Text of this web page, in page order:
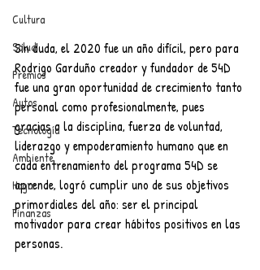
Cultura
Salud
Premios
Autos
Tecnología
Ambiente
Hogar
Finanzas
Sin duda, el 2020 fue un año difícil, pero para
Rodrigo Garduño creador y fundador de 54D
fue una gran oportunidad de crecimiento tanto
personal como profesionalmente, pues
gracias a la disciplina, fuerza de voluntad,
liderazgo y empoderamiento humano que en
cada entrenamiento del programa 54D se
aprende, logró cumplir uno de sus objetivos
primordiales del año: ser el principal
motivador para crear hábitos positivos en las
personas.